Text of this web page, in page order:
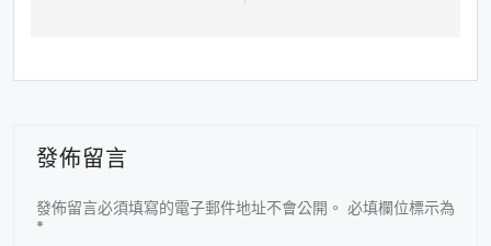
發佈留言
發佈留言必須填寫的電子郵件地址不會公開。 必填欄位標示為
*